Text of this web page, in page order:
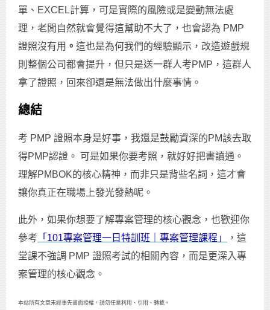
單、EXCEL計算，可是實際的風險或是變動無法處
理，老闆自然就會覺得這幫助不大了，也會認為 PMP
證照沒有用 。 這也是為何我們的經驗顯示，改造遊戲規
則整個公司都會提升，但只是送一群人考PMP，這群人
拿了證照，回來卻還是無法做出什麼事情。
總結
考 PMP 證照本身是好事，我還是鼓勵資深的PM該去取
得PMP認證。 可是如果你要考照，就好好把書讀通。
理解PMBOK的核心精神，而非只是背些名詞，這才會
讓你真正在職場上發光發熱呢。
此外，如果你想要了解專案管理的核心觀念，也歡迎你
參考 「101專案管理一日特訓班｜專案管理課程」
，這
堂課不強調 PMP 證照考試的相關內容，而是更深入專
案管理的核心觀念。
本站所有文章未經事先書面授權，請勿任意利用、引用、轉載。